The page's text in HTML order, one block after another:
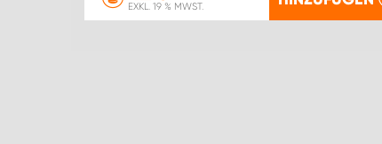
EXKL. 19 % MWST.